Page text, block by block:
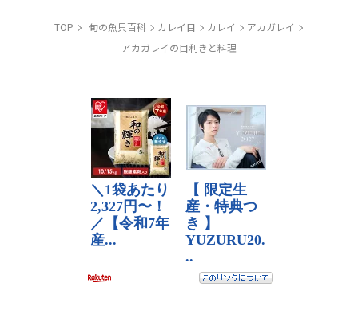
TOP 旬の魚貝百科 カレイ目 カレイ
アカガレイ
アカガレイの目利きと料理